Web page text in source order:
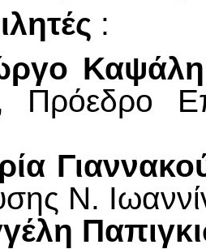
:
Πρόεδρο
Ν.